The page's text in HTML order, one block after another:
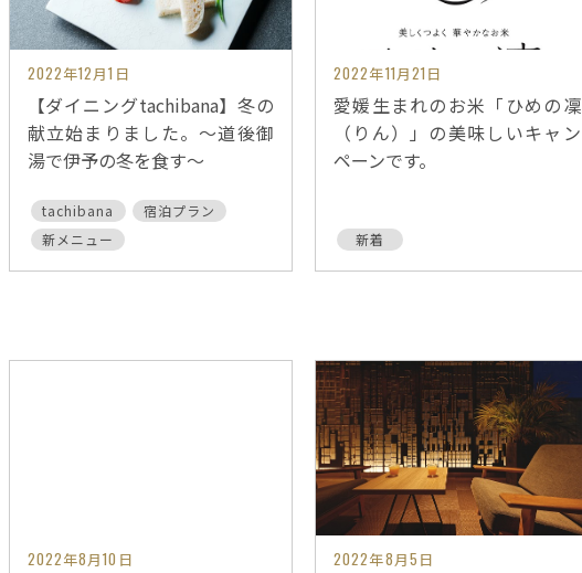
2022年12月1日
【ダイニングtachibana】冬の
献立始まりました。～道後御
湯で伊予の冬を食す～
tachibana
宿泊プラン
新メニュー
2022年11月21日
愛媛生まれのお米「ひめの凜
（りん）」の美味しいキャン
ペーンです。
新着
2022年8月10日 2022年8月5日